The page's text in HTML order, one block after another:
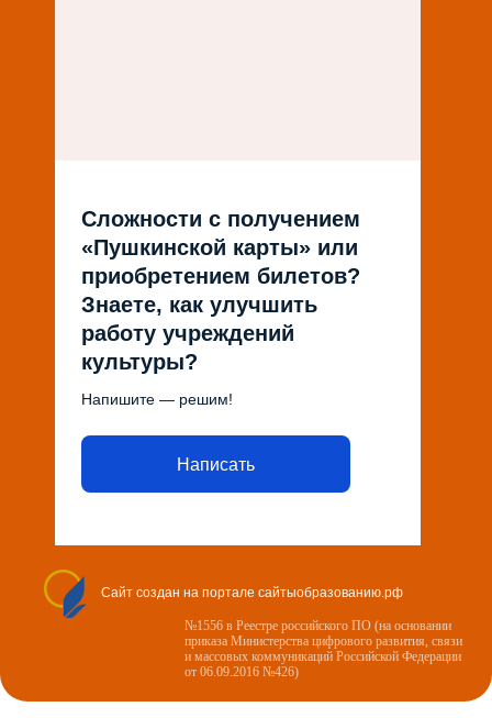
Сложности с получением
«Пушкинской карты» или
приобретением билетов?
Знаете, как улучшить
работу учреждений
культуры?
Напишите — решим!
Написать
Сайт создан на портале сайтыобразованию.рф
№1556 в Реестре российского ПО (на основании
приказа Министерства цифрового развития, связи
и массовых коммуникаций Российской Федерации
от 06.09.2016 №426)